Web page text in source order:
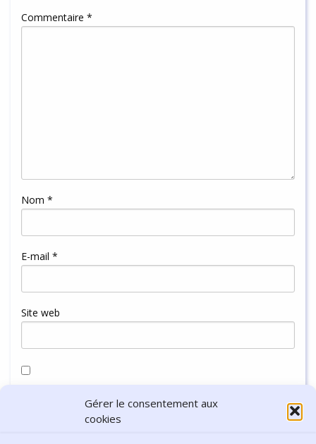
Gérer le consentement aux
cookies
Commentaire *
Nom *
E-mail *
Site web
navigateur pour mon prochain commentaire.